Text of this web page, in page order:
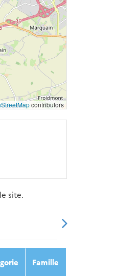
contributors
site.
2023
Famille